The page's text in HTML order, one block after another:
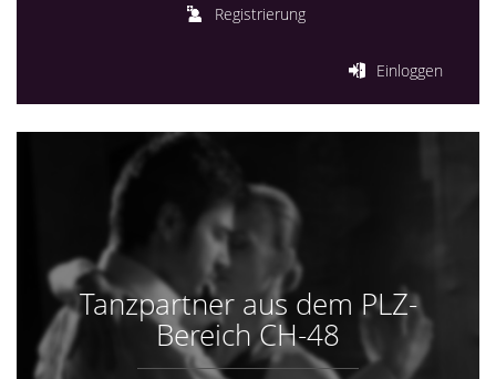
Registrierung
Einloggen
Tanzpartner aus dem PLZ-
Bereich CH-48